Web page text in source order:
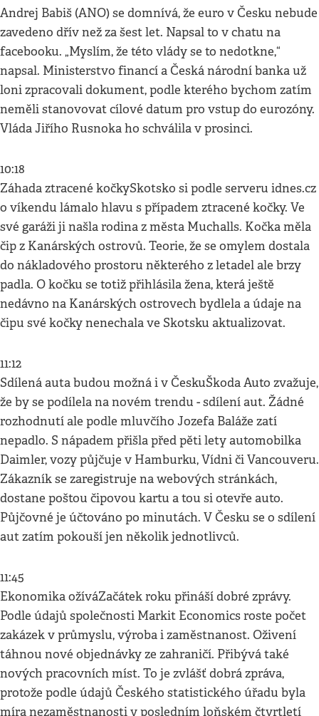
Andrej Babiš (ANO) se domnívá, že euro v Česku nebude
zavedeno dřív než za šest let. Napsal to v chatu na
facebooku. „Myslím, že této vlády se to nedotkne,“
napsal. Ministerstvo financí a Česká národní banka už
loni zpracovali dokument, podle kterého bychom zatím
neměli stanovovat cílové datum pro vstup do eurozóny.
Vláda Jiřího Rusnoka ho schválila v prosinci.
10:18
Záhada ztracené kočkySkotsko si podle serveru idnes.cz
o víkendu lámalo hlavu s případem ztracené kočky. Ve
své garáži ji našla rodina z města Muchalls. Kočka měla
čip z Kanárských ostrovů. Teorie, že se omylem dostala
do nákladového prostoru některého z letadel ale brzy
padla. O kočku se totiž přihlásila žena, která ještě
nedávno na Kanárských ostrovech bydlela a údaje na
čipu své kočky nenechala ve Skotsku aktualizovat.
11:12
Sdílená auta budou možná i v ČeskuŠkoda Auto zvažuje,
že by se podílela na novém trendu - sdílení aut. Žádné
rozhodnutí ale podle mluvčího Jozefa Baláže zatí
nepadlo. S nápadem přišla před pěti lety automobilka
Daimler, vozy půjčuje v Hamburku, Vídni či Vancouveru.
Zákazník se zaregistruje na webových stránkách,
dostane poštou čipovou kartu a tou si otevře auto.
Půjčovné je účtováno po minutách. V Česku se o sdílení
aut zatím pokouší jen několik jednotlivců.
11:45
Ekonomika ožíváZačátek roku přináší dobré zprávy.
Podle údajů společnosti Markit Economics roste počet
zakázek v průmyslu, výroba i zaměstnanost. Oživení
táhnou nové objednávky ze zahraničí. Přibývá také
nových pracovních míst. To je zvlášť dobrá zpráva,
protože podle údajů Českého statistického úřadu byla
míra nezaměstnanosti v posledním loňském čtvrtletí